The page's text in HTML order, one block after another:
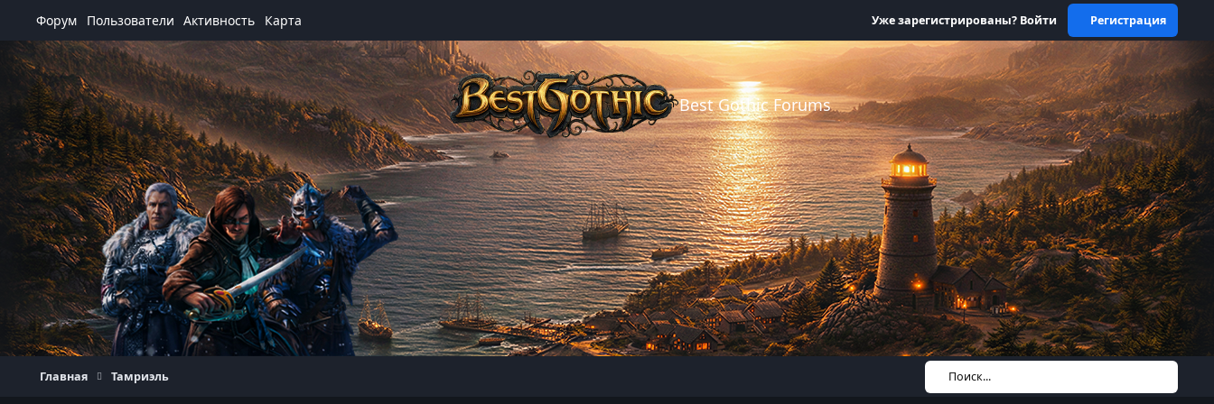
Форум Пользователи Активность Карта Уже зарегистрированы? Войти Регистрация
Best Gothic Forums
Главная Тамриэль Поиск...